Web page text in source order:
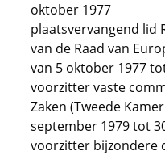
oktober 1977
plaatsvervangend lid
van de Raad van
van 5 oktober 1977
voorzitter vaste
Zaken (Tweede
september 1979 tot
voorzitter bijzondere